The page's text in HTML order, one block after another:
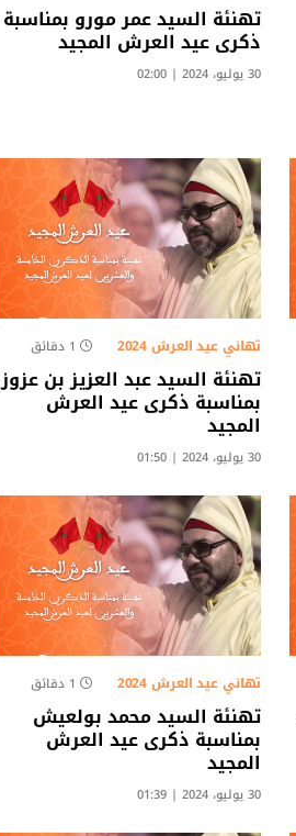
تهنئة السيد عمر مورو بمناسبة
ذكرى عيد العرش المجيد
30 يوليو، 2024 | 02:00
تهاني عيد العرش 2024 1 دقائق
تهنئة السيد عبد العزيز بن عزوز
بمناسبة ذكرى عيد العرش
المجيد
30 يوليو، 2024 | 01:50
تهاني عيد العرش 2024 1 دقائق
تهنئة السيد محمد بولعيش
بمناسبة ذكرى عيد العرش
المجيد
30 يوليو، 2024 | 01:39